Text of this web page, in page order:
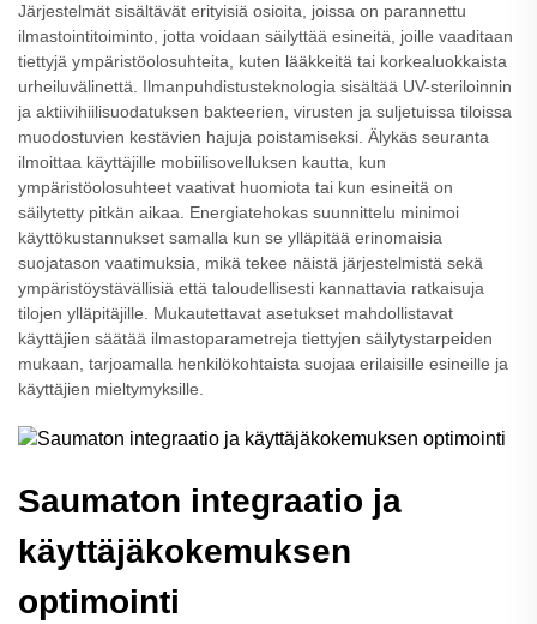
Järjestelmät sisältävät erityisiä osioita, joissa on parannettu
ilmastointitoiminto, jotta voidaan säilyttää esineitä, joille vaaditaan
tiettyjä ympäristöolosuhteita, kuten lääkkeitä tai korkealuokkaista
urheiluvälinettä. Ilmanpuhdistusteknologia sisältää UV-steriloinnin
ja aktiivihiilisuodatuksen bakteerien, virusten ja suljetuissa tiloissa
muodostuvien kestävien hajuja poistamiseksi. Älykäs seuranta
ilmoittaa käyttäjille mobiilisovelluksen kautta, kun
ympäristöolosuhteet vaativat huomiota tai kun esineitä on
säilytetty pitkän aikaa. Energiatehokas suunnittelu minimoi
käyttökustannukset samalla kun se ylläpitää erinomaisia
suojatason vaatimuksia, mikä tekee näistä järjestelmistä sekä
ympäristöystävällisiä että taloudellisesti kannattavia ratkaisuja
tilojen ylläpitäjille. Mukautettavat asetukset mahdollistavat
käyttäjien säätää ilmastoparametreja tiettyjen säilytystarpeiden
mukaan, tarjoamalla henkilökohtaista suojaa erilaisille esineille ja
käyttäjien mieltymyksille.
Saumaton integraatio ja
käyttäjäkokemuksen
optimointi